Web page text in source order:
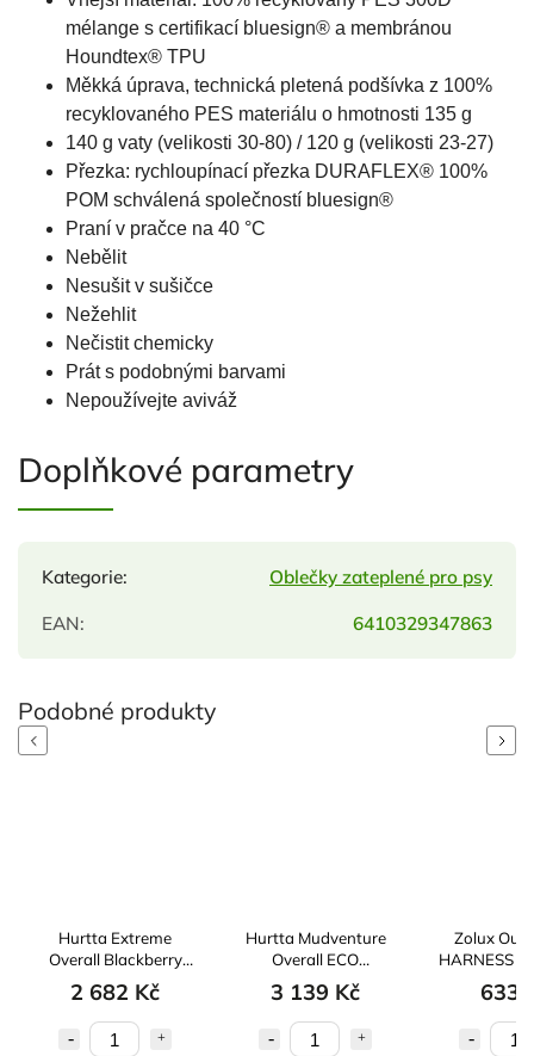
mélange s certifikací bluesign® a membránou
Houndtex® TPU
Měkká úprava, technická pletená podšívka z 100%
recyklovaného PES materiálu o hmotnosti 135 g
140 g vaty (velikosti 30-80) / 120 g (velikosti 23-27)
Přezka: rychloupínací přezka DURAFLEX® 100%
POM schválená společností bluesign®
Praní v pračce na 40 °C
Nebělit
Nesušit v sušičce
Nežehlit
Nečistit chemicky
Prát s podobnými barvami
Nepoužívejte aviváž
Doplňkové parametry
Kategorie: Oblečky zateplené pro psy
EAN: 6410329347863
Previous
Hurtta Extreme
Overall Blackberry
30M
2 682 Kč
Hurtta Mudventure
Overall ECO
Cinnamon 60M
3 139 Kč
Zolux
HARNESS
633
Next